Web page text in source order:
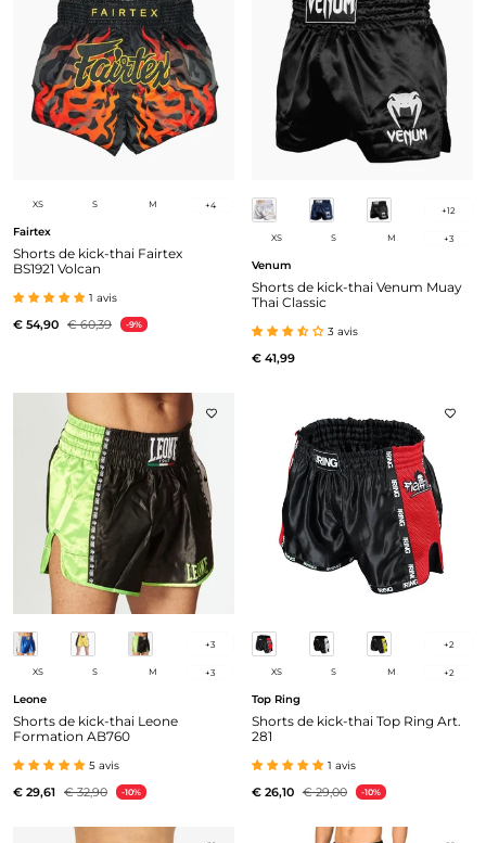
XS S M +4
Fairtex
Shorts de kick-thai Fairtex
BS1921 Volcan
1 avis
€ 54,90 € 60,39 -9%
+12
XS S M +3
Venum
Shorts de kick-thai Venum Muay
Thai Classic
3 avis
€ 41,99
+3
XS S M +3
Leone
Shorts de kick-thai Leone
Formation AB760
5 avis
€ 29,61 € 32,90 -10%
+2
XS S M +2
Top Ring
Shorts de kick-thai Top Ring Art.
281
1 avis
€ 26,10 € 29,00 -10%